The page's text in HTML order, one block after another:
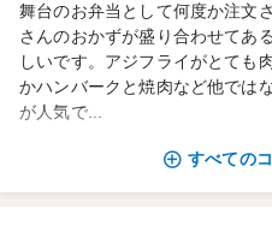
舞台のお弁当として何度か注文
さんのおかずが盛り合わせてあ
しいです。アジフライがとても
かハンバークと焼肉など他では
が人気で...
すべての